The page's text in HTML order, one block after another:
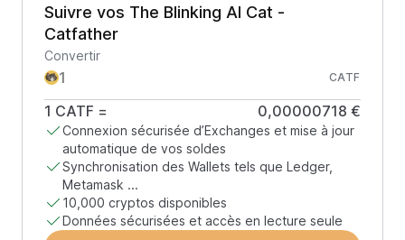
Suivre vos The Blinking AI Cat -
Catfather
Convertir
CATF
1 CATF = 0,00000718 €
Connexion sécurisée d’Exchanges et mise à jour
automatique de vos soldes
Synchronisation des Wallets tels que Ledger,
Metamask ...
10,000 cryptos disponibles
Données sécurisées et accès en lecture seule